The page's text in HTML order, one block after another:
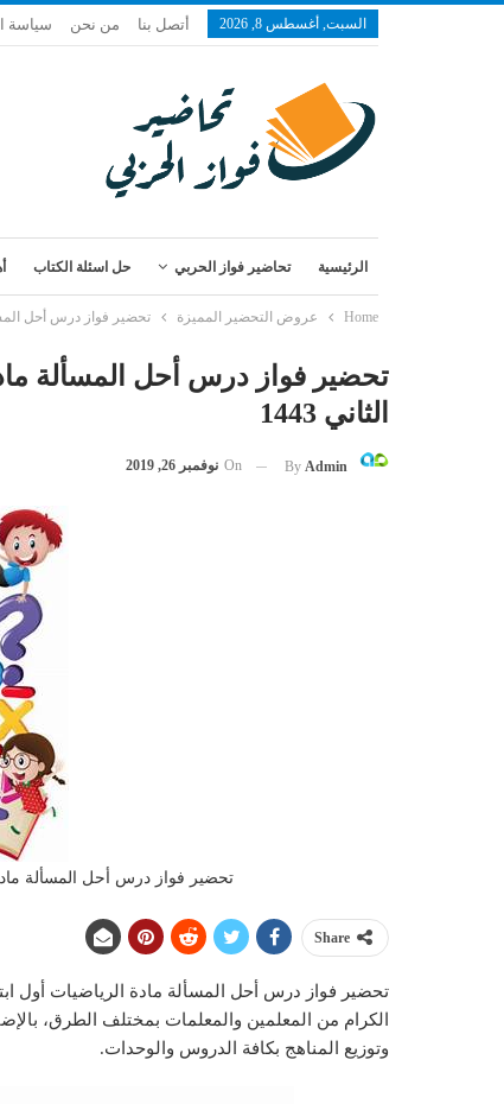
السبت, أغسطس 8, 2026 أتصل بنا من نحن سياسة
الرئيسية تحاضير فواز الحربي حل اسئلة الكتاب
Home عروض التحضير المميزة تحضير فواز درس أحل
تحضير فواز درس أحل المسألة
الثاني 1443
By Admin
On نوفمبر 26, 2019
تحضير فواز درس أحل المسألة مادة
Share
الكرام من المعلمين والمعلمات بمختلف الطرق،
وتوزيع المناهج بكافة الدروس والوحدات.